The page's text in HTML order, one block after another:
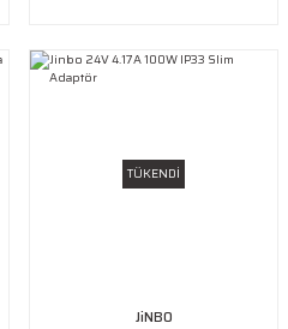
TÜKENDİ
JiNBO